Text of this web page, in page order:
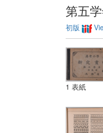
第五
初版
1 表紙